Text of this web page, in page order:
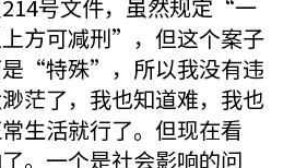
号文件，虽然规定“一
方可减刑”，但这个案子
“特殊”，所以我没有违
茫了，我也知道难，我也
生活就行了。但现在看
。一个是社会影响的问